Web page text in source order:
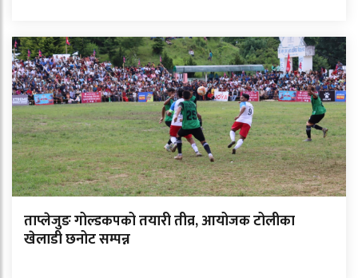
ताप्लेजुङ गोल्डकपको तयारी तीव्र, आयोजक टोलीका
खेलाडी छनोट सम्पन्न